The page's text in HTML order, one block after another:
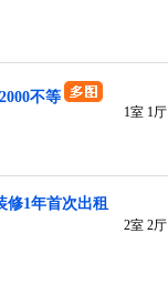
不等
1室 1厅
修1年首次出租
2室 2厅